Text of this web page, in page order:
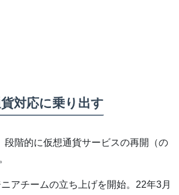
対応に乗り出す
段階的に仮想通貨サービスの再開（の
アチームの立ち上げを開始。22年3月